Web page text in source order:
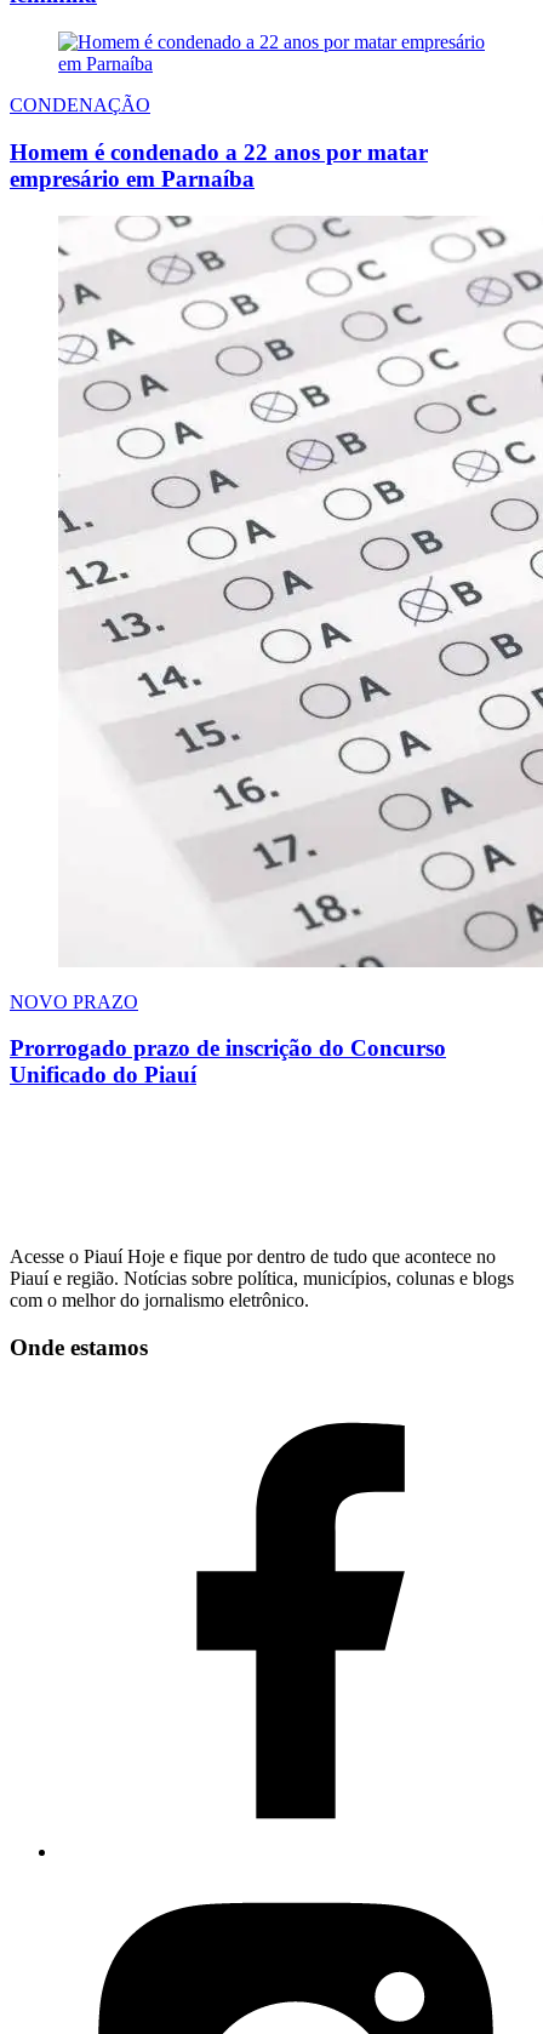
CONDENAÇÃO
Homem é condenado a 22 anos por matar
empresário em Parnaíba
NOVO PRAZO
Prorrogado prazo de inscrição do Concurso
Unificado do Piauí
Acesse o Piauí Hoje e fique por dentro de tudo que acontece no
Piauí e região. Notícias sobre política, municípios, colunas e blogs
com o melhor do jornalismo eletrônico.
Onde estamos